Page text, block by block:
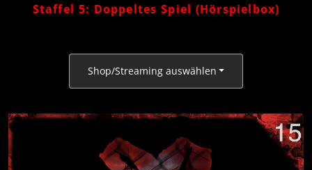
Staffel 5: Doppeltes Spiel (Hörspielbox)
Shop/Streaming auswählen